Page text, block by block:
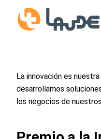
La innovación es
desarrollamos
los negocios de